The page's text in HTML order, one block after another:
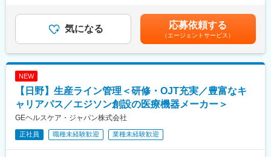
の解決に直接貢献できます。営業活動を通じて、医療・がん研
究・農業・環境など幅広い領域の発展を支えます。
■教育体制
OJTや先輩同行による実践型教育、社内外研修を組み合わせ、
■就業環境
グローバルな風土と裁量ある働き方。繁忙期のサポート体制も整
えています。
■想定されるキャリアパス
成長市場で専門性とビジネススキルを磨き、営業リーダーやグロ
・サンプル受付前評価、技術的提案
・サンプル情報の確認、見積作成等のシステム業務
・営業と連携した製品紹介・技術説明・コンサルテーション
・グローバル製品チームと連携し、顧客ニーズに基づいた最適な
解析ソリューションの提案
※営業プロセスの技術的な司令塔として活躍。理系的専門性とビジ
ネススキルの双方を磨ける環境です。
■扱うサービス
全ゲノム・エクソーム・トランスクリプトーム・エピゲノム・メ
タゲノム解析等、Illumina・PacBio等の最新プラットフォームを
連動）賃金はあくまでも目安の金額であり、選考を通じて上下す
る可能性があります。月給(月額)は固定手当を含めた表記です。
気になる 応募依頼する
（エージェントサービス）
NEW
【日野】生産ライン管理＜研修・OJT充実／豊富なキ
ャリアパス／エジソン創設の医療機器メーカー＞
GEヘルスケア・ジャパン株式会社
正社員 職種未経験歓迎 業種未経験歓迎